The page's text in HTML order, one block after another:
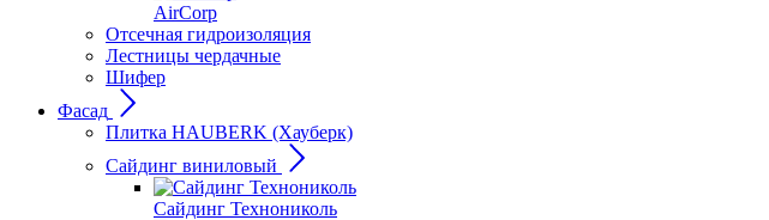
AirCorp
Отсечная гидроизоляция
Лестницы чердачные
Шифер
Фасад
Плитка HAUBERK (Хауберк)
Сайдинг виниловый
Сайдинг Технониколь